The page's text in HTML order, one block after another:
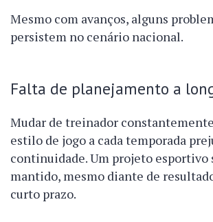
Mesmo com avanços, alguns
persistem no cenário nacional.
Falta de planejamento a
Mudar de treinador
estilo de jogo a cada temporada
continuidade. Um projeto esportivo
mantido, mesmo diante de
curto prazo.